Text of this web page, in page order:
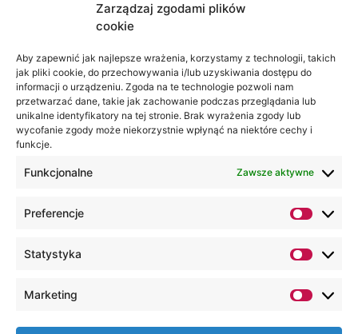
Zarządzaj zgodami plików
cookie
Aby zapewnić jak najlepsze wrażenia, korzystamy z technologii, takich
jak pliki cookie, do przechowywania i/lub uzyskiwania dostępu do
informacji o urządzeniu. Zgoda na te technologie pozwoli nam
przetwarzać dane, takie jak zachowanie podczas przeglądania lub
unikalne identyfikatory na tej stronie. Brak wyrażenia zgody lub
wycofanie zgody może niekorzystnie wpłynąć na niektóre cechy i
funkcje.
Funkcjonalne Zawsze aktywne
Preferencje
Statystyka
Marketing
Akademia
WSEI
ul.
Projektowa
4